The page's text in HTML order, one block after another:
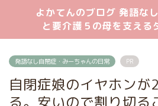
よかてんのブログ 発語な
と要介護５の母を支える
発語なし自閉症・みーちゃんの日常 PR
自閉症娘のイヤホン
る。安いので割り切る